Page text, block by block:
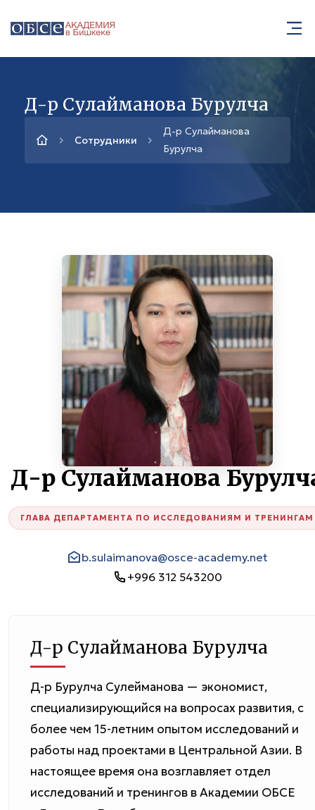
Д-р Сулайманова Бурулча
Сотрудники
Д-р Сулайманова
Бурулча
Д-р Сулайманова
ГЛАВА ДЕПАРТАМЕНТА ПО ИССЛЕДОВАНИЯМ И ТРЕНИНГАМ
b.sulaimanova@osce-academy.net
+996 312 543200
Д-р Сулайманова Бурулча
Д-р Бурулча Сулейманова — экономист,
специализирующийся на вопросах развития, с
более чем 15-летним опытом исследований и
работы над проектами в Центральной Азии. В
настоящее время она возглавляет отдел
исследований и тренингов в Академии ОБСЕ